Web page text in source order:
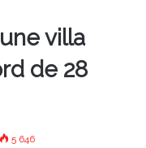
villa
de 28
5 646